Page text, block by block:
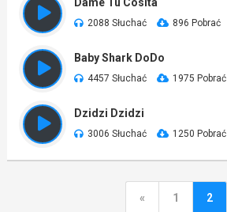
2088 Słuchać 896 Pobrać
Baby Shark DoDo
4457 Słuchać 1975 Pobrać
Dzidzi Dzidzi
3006 Słuchać 1250 Pobrać
« 1 2